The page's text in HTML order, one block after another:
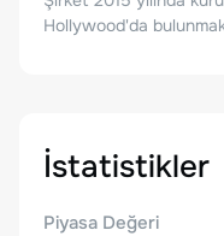
Hollywood'da
İstatistikler
Piyasa Değeri